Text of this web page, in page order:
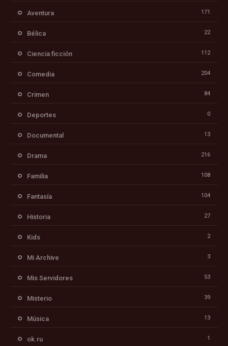
Aventura 171
Bélica 22
Ciencia ficción 112
Comedia 204
Crimen 84
Deportes 0
Documental 13
Drama 216
Familia 108
Fantasía 104
Historia 27
Kids 2
Mi Archive 3
Mis Servidores 53
Misterio 39
Música 13
ok.ru 1